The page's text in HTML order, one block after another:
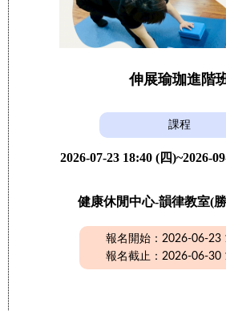
伸展瑜珈進階
課程
2026-07-23 18:40 (四)~2026-
健康休閒中心-韻律教室(
報名開始：2026-06-23
報名截止：2026-06-30